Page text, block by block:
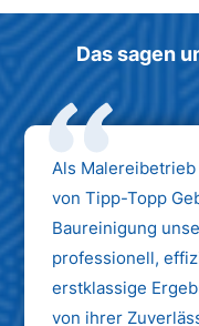
Das sagen
Als
von Tipp-Topp
Baureinigung
professionell,
erstklassige
von ihrer